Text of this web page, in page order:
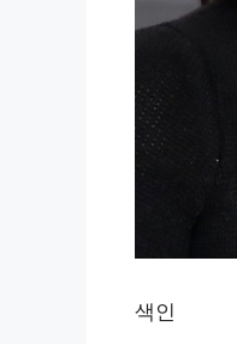
색인